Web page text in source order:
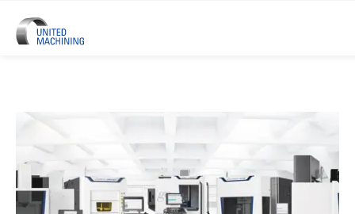
UNITED MACHINING –